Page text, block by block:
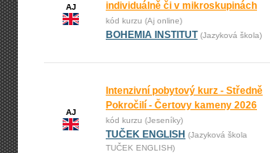
AJ
individuálně či v mikroskupinách
kód kurzu (Aj online)
BOHEMIA INSTITUT (Jazyková škola)
AJ
Intenzivní pobytový kurz - Středně
Pokročilí - Čertovy kameny 2026
kód kurzu (Jeseníky)
TUČEK ENGLISH (Jazyková škola
TUČEK ENGLISH)